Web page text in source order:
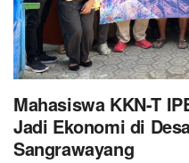
Mahasiswa KKN-T
Jadi Ekonomi di
Sangrawayang